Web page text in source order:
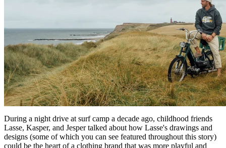
During a night drive at surf camp a decade ago, childhood friends
Lasse, Kasper, and Jesper talked about how Lasse's drawings and
designs (some of which you can see featured throughout this story)
could be the heart of a clothing brand that was more playful and